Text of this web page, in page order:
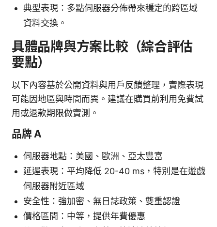
典型表現：多點伺服器分佈帶來穩定的跨區域
資料交換。
具體品牌與方案比較（綜合評估
要點）
以下內容基於公開資料與用戶反饋整理，實際表現
可能因地區與時間而異。建議在購買前利用免費試
用或退款期限做實測。
品牌 A
伺服器地點：美國、歐洲、亞太豐富
延遲表現：平均降低 20-40 ms，特別是在遊戲
伺服器附近區域
安全性：強加密、無日誌政策、雙重認證
價格區間：中等，提供年費優惠